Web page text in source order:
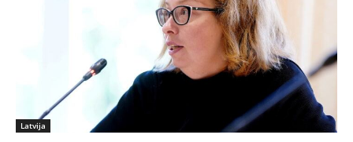
Latvija